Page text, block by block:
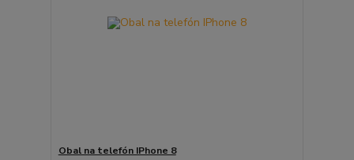
Obal na telefón IPhone 8